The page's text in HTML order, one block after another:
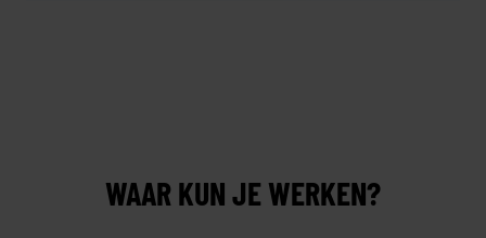
WAAR KUN JE WERKEN?